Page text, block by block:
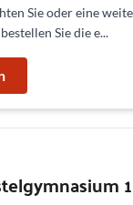
Sie oder eine
Sie die e...